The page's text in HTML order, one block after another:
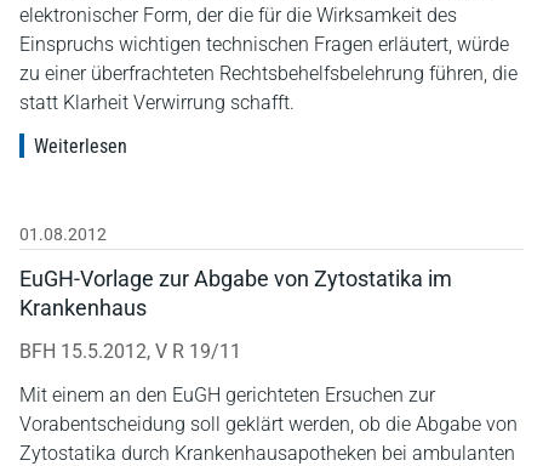
elektronischer Form, der die für die Wirksamkeit des
Einspruchs wichtigen technischen Fragen erläutert, würde
zu einer überfrachteten Rechtsbehelfsbelehrung führen, die
statt Klarheit Verwirrung schafft.
Weiterlesen
01.08.2012
EuGH-Vorlage zur Abgabe von Zytostatika im
Krankenhaus
BFH 15.5.2012, V R 19/11
Mit einem an den EuGH gerichteten Ersuchen zur
Vorabentscheidung soll geklärt werden, ob die Abgabe von
Zytostatika durch Krankenhausapotheken bei ambulanten